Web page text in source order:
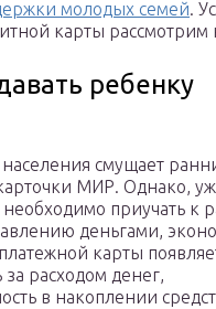
молодых семей.
карты рассмотрим
ребенку
населения смущает
МИР. Однако,
приучать к
деньгами,
карты
за расходом денег,
в накоплении